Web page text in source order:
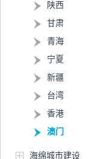
陕西
甘肃
青海
宁夏
新疆
台湾
香港
澳门
海绵城市建设